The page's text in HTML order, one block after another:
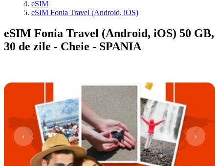
eSIM
eSIM Fonia Travel (Android, iOS)
eSIM Fonia Travel (Android, iOS) 50 GB,
30 de zile - Cheie - SPANIA